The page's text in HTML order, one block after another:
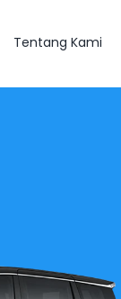
Tentang Kami